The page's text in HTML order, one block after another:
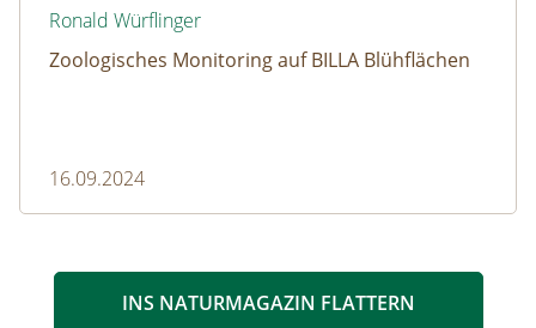
Ronald Würflinger
Zoologisches Monitoring auf BILLA Blühflächen
16.09.2024
INS NATURMAGAZIN FLATTERN